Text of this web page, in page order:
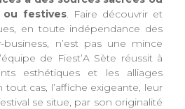
ou festives. Faire découvrir et
en toute indépendance des
n’est pas une mince
de Fiest’A Sète réussit à
esthétiques et les alliages
cas, l’affiche exigeante, leur
se situe, par son originalité